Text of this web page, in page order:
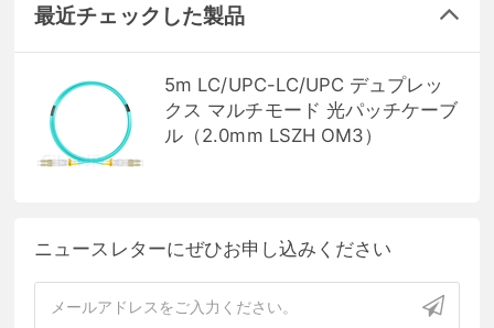
最近チェックした製品
5m LC/UPC-LC/UPC デュプレッ
クス マルチモード 光パッチケーブ
ル（2.0mm LSZH OM3）
ニュースレターにぜひお申し込みください